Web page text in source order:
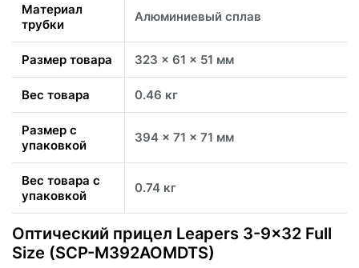
Материал
трубки
Алюминиевый сплав
Размер товара 323 x 61 x 51 мм
Вес товара 0.46 кг
Размер с
упаковкой
394 x 71 x 71 мм
Вес товара с
упаковкой
0.74 кг
Оптический прицел Leapers 3-9x32 Full
Size (SCP-M392AOMDTS)